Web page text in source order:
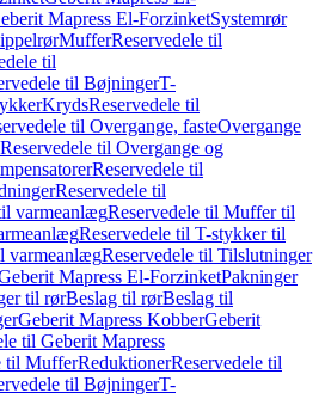
Mapress El-ForzinketSystemrør
MufferReservedele til
til
til BøjningerT-
KrydsReservedele til
til Overgange, fasteOvergange
Reservedele til Overgange og
Reservedele til
Reservedele til
varmeanlægReservedele til Muffer til
Reservedele til T-stykker til
varmeanlægReservedele til Tilslutninger
Mapress El-ForzinketPakninger
til rørBeslag til rørBeslag til
Geberit Mapress KobberGeberit
til Geberit Mapress
til MufferReduktionerReservedele til
til BøjningerT-